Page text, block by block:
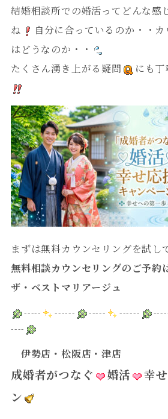
結婚相談所での婚活ってどんな感
ね
自分に合っているのか・・
はどうなのか・・
たくさん湧き上がる疑問
にも
まずは無料カウンセリングを試し
無料相談カウンセリングのご予約
ザ・ベストマリアージュ
----- ------ ----- ------
----
伊勢店・松阪店・津店
成婚者がつなぐ 婚活
幸
ン